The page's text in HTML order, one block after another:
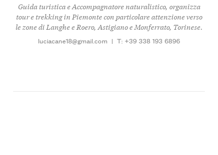
Guida turistica e Accompagnatore naturalistico, organizza
tour e trekking in Piemonte con particolare attenzione verso
le zone di Langhe e Roero, Astigiano e Monferrato, Torinese.
luciacane18@gmail.com | T: +39 338 193 6896